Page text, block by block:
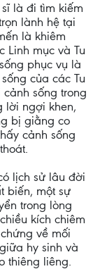
là đi tìm kiếm
lành hệ tại
là khiêm
Linh mục và Tu
phục vụ là
của các Tu
sống trong
lời ngợi khen,
bị giằng co
cảnh sống
lịch sử lâu đời
biến, một sự
trong lòng
kích chiêm
về mối
hy sinh và
thiêng liêng.